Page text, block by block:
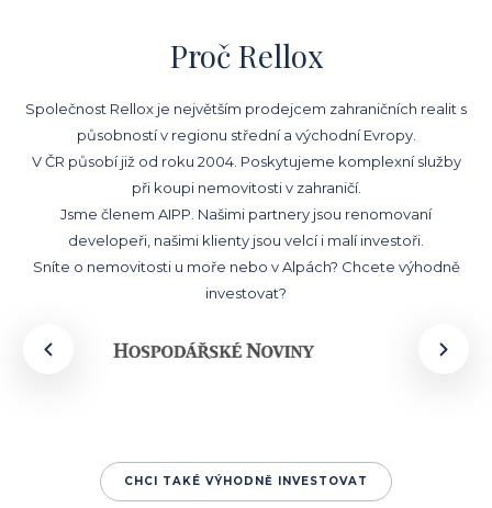
Proč Rellox
Společnost Rellox je největším prodejcem zahraničních realit s
působností v regionu střední a východní Evropy.
V ČR působí již od roku 2004. Poskytujeme komplexní služby
při koupi nemovitosti v zahraničí.
Jsme členem AIPP. Našimi partnery jsou renomovaní
developeři, našimi klienty jsou velcí i malí investoři.
Sníte o nemovitosti u moře nebo v Alpách? Chcete výhodně
investovat?
CHCI TAKÉ VÝHODNĚ INVESTOVAT